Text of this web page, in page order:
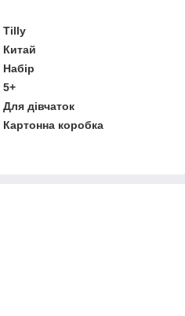
Tilly
Китай
Набір
5+
Для дівчаток
Картонна коробка